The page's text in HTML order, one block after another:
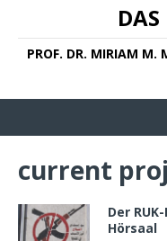
PROF. DR. MIRIAM M.
current
Der
Hörsaal